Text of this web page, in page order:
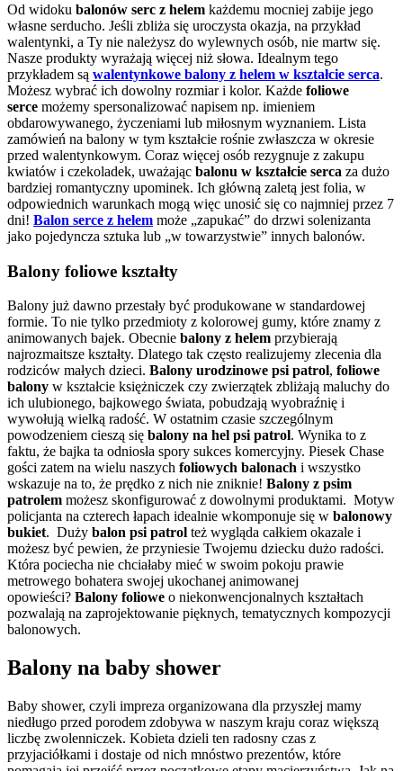
Od widoku balonów serc z helem każdemu mocniej zabije jego
własne serducho. Jeśli zbliża się uroczysta okazja, na przykład
walentynki, a Ty nie należysz do wylewnych osób, nie martw się.
Nasze produkty wyrażają więcej niż słowa. Idealnym tego
przykładem są walentynkowe balony z helem w kształcie serca.
Możesz wybrać ich dowolny rozmiar i kolor. Każde foliowe
serce możemy spersonalizować napisem np. imieniem
obdarowywanego, życzeniami lub miłosnym wyznaniem. Lista
zamówień na balony w tym kształcie rośnie zwłaszcza w okresie
przed walentynkowym. Coraz więcej osób rezygnuje z zakupu
kwiatów i czekoladek, uważając balonu w kształcie serca za dużo
bardziej romantyczny upominek. Ich główną zaletą jest folia, w
odpowiednich warunkach mogą więc unosić się co najmniej przez 7
dni! Balon serce z helem może „zapukać” do drzwi solenizanta
jako pojedyncza sztuka lub „w towarzystwie” innych balonów.
Balony foliowe kształty
Balony już dawno przestały być produkowane w standardowej
formie. To nie tylko przedmioty z kolorowej gumy, które znamy z
animowanych bajek. Obecnie balony z helem przybierają
najrozmaitsze kształty. Dlatego tak często realizujemy zlecenia dla
rodziców małych dzieci. Balony urodzinowe psi patrol, foliowe
balony w kształcie księżniczek czy zwierzątek zbliżają maluchy do
ich ulubionego, bajkowego świata, pobudzają wyobraźnię i
wywołują wielką radość. W ostatnim czasie szczególnym
powodzeniem cieszą się balony na hel psi patrol. Wynika to z
faktu, że bajka ta odniosła spory sukces komercyjny. Piesek Chase
gości zatem na wielu naszych foliowych balonach i wszystko
wskazuje na to, że prędko z nich nie zniknie! Balony z psim
patrolem możesz skonfigurować z dowolnymi produktami. Motyw
policjanta na czterech łapach idealnie wkomponuje się w balonowy
bukiet. Duży balon psi patrol też wygląda całkiem okazale i
możesz być pewien, że przyniesie Twojemu dziecku dużo radości.
Która pociecha nie chciałaby mieć w swoim pokoju prawie
metrowego bohatera swojej ukochanej animowanej
opowieści? Balony foliowe o niekonwencjonalnych kształtach
pozwalają na zaprojektowanie pięknych, tematycznych kompozycji
balonowych.
Balony na baby shower
Baby shower, czyli impreza organizowana dla przyszłej mamy
niedługo przed porodem zdobywa w naszym kraju coraz większą
liczbę zwolenniczek. Kobieta dzieli ten radosny czas z
przyjaciółkami i dostaje od nich mnóstwo prezentów, które